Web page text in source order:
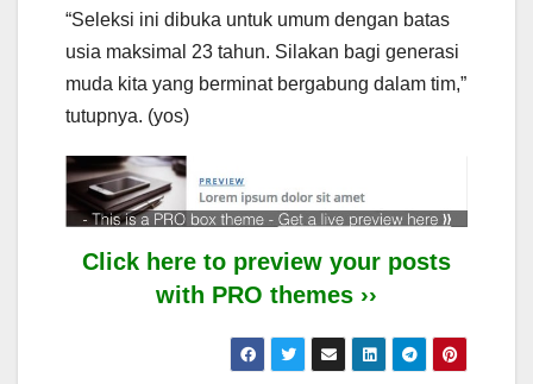
“Seleksi ini dibuka untuk umum dengan batas
usia maksimal 23 tahun. Silakan bagi generasi
muda kita yang berminat bergabung dalam tim,”
tutupnya. (yos)
Click here to preview your posts
with PRO themes ››